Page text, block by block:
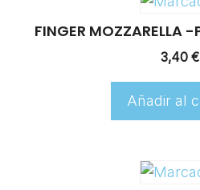
FINGER MOZZARELLA
3,40 €
Añadir al